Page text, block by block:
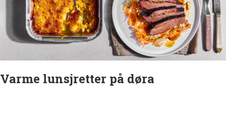
Varme lunsjretter på døra